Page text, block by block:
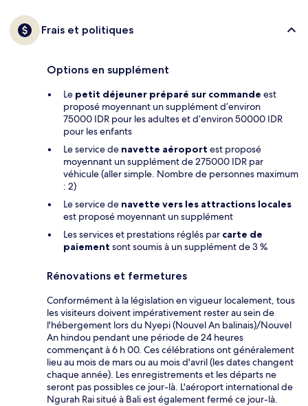
Frais et politiques
Options en supplément
Le petit déjeuner préparé sur commande est
proposé moyennant un supplément d’environ
75000 IDR pour les adultes et d’environ 50000 IDR
pour les enfants
Le service de navette aéroport est proposé
moyennant un supplément de 275000 IDR par
véhicule (aller simple. Nombre de personnes maximum
: 2)
Le service de navette vers les attractions locales
est proposé moyennant un supplément
Les services et prestations réglés par carte de
paiement sont soumis à un supplément de 3 %
Rénovations et fermetures
Conformément à la législation en vigueur localement, tous
les visiteurs doivent impérativement rester au sein de
l'hébergement lors du Nyepi (Nouvel An balinais)/Nouvel
An hindou pendant une période de 24 heures
commençant à 6 h 00. Ces célébrations ont généralement
lieu au mois de mars ou au mois d'avril (les dates changent
chaque année). Les enregistrements et les départs ne
seront pas possibles ce jour-là. L'aéroport international de
Ngurah Rai situé à Bali est également fermé ce jour-là.